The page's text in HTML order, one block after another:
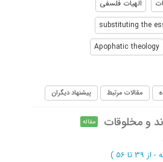
الهیات فلسفی
substituting the
Apophatic theology
مقالات مرتبط پیشنهاد دیگران
و مخلوقات مقاله
از 39 تا 56 )